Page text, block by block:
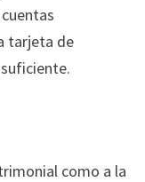
tarjeta de
como a la